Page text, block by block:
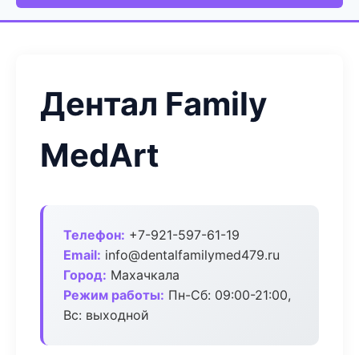
Дентал Family
MedArt
Телефон: +7-921-597-61-19
Email: info@dentalfamilymed479.ru
Город: Махачкала
Режим работы: Пн-Сб: 09:00-21:00,
Вс: выходной